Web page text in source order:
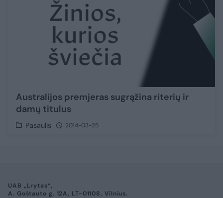
Australijos premjeras sugrąžina riterių ir
damų titulus
Pasaulis 2014-03-25
UAB „Lrytas“,
A. Goštauto g. 12A, LT-01108, Vilnius.